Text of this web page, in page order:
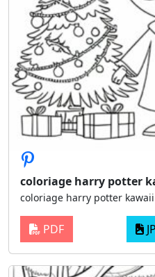
coloriage harry potter
coloriage harry potter kawaii
PDF